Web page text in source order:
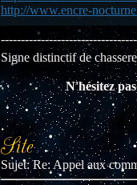
http://www.encre-
Signe distinctif de
N'hésitez
Sujet: Re: Appel aux